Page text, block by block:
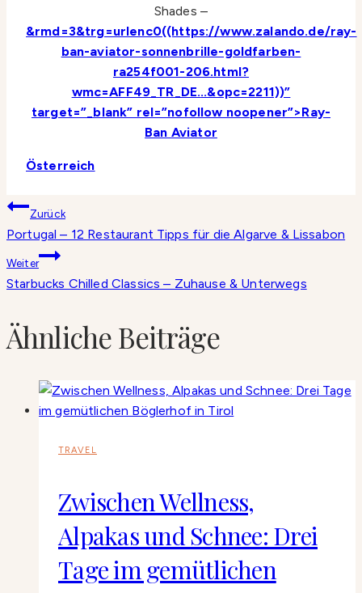
Shades –
&rmd=3&trg=urlenc0((https://www.zalando.de/ray-
ban-aviator-sonnenbrille-goldfarben-
ra254f001-206.html?
wmc=AFF49_TR_DE...&opc=2211))”
target=”_blank” rel=”nofollow noopener”>Ray-
Ban Aviator
Österreich
Beitragsnavigation
Zurück
Portugal – 12 Restaurant Tipps für die Algarve & Lissabon
Weiter
Starbucks Chilled Classics – Zuhause & Unterwegs
Ähnliche Beiträge
TRAVEL
Zwischen Wellness,
Alpakas und Schnee: Drei
Tage im gemütlichen